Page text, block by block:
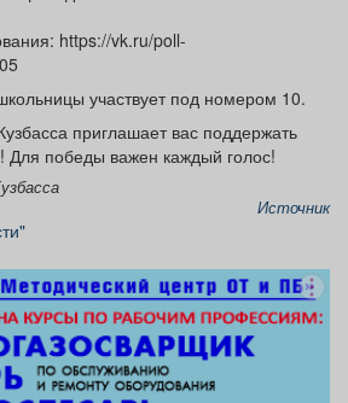
https://vk.ru/poll-
участвует под номером 10.
приглашает вас поддержать
Для победы важен каждый голос!
Источник